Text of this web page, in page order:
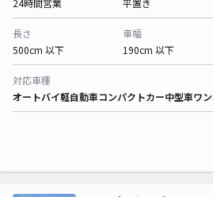
24時間営業
平置き
長さ
500cm 以下
車幅
190cm 以下
対応車種
オートバイ軽自動車コンパクトカー中型車ワ